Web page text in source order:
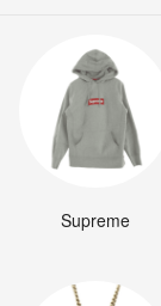
Supreme